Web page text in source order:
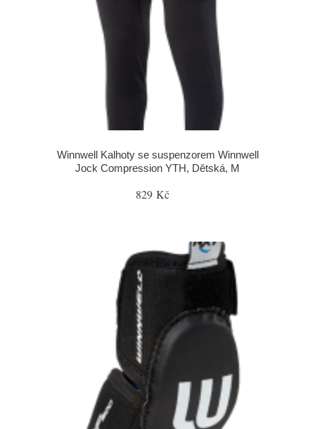
Winnwell Kalhoty se suspenzorem Winnwell
Jock Compression YTH, Dětská, M
829 Kč